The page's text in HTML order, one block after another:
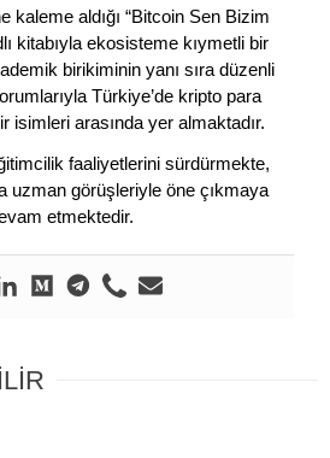
kaleme aldığı “Bitcoin Sen Bizim
kitabıyla ekosisteme kıymetli bir
birikiminin yanı sıra düzenli
Türkiye’de kripto para
isimleri arasında yer almaktadır.
faaliyetlerini sürdürmekte,
uzman görüşleriyle öne çıkmaya
etmektedir.